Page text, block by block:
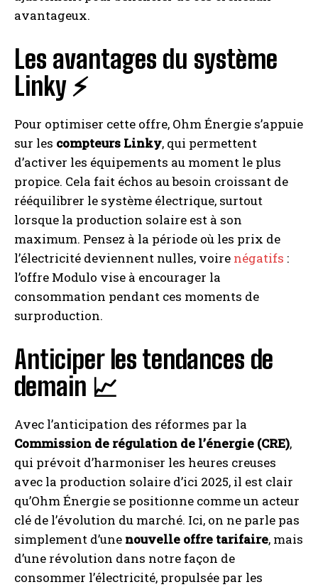
avantageux.
Les avantages du système
Linky ⚡️
Pour optimiser cette offre, Ohm Énergie s’appuie
sur les compteurs Linky, qui permettent
d’activer les équipements au moment le plus
propice. Cela fait échos au besoin croissant de
rééquilibrer le système électrique, surtout
lorsque la production solaire est à son
maximum. Pensez à la période où les prix de
l’électricité deviennent nulles, voire négatifs :
l’offre Modulo vise à encourager la
consommation pendant ces moments de
surproduction.
Anticiper les tendances de
demain 📈
Avec l’anticipation des réformes par la
Commission de régulation de l’énergie (CRE),
qui prévoit d’harmoniser les heures creuses
avec la production solaire d’ici 2025, il est clair
qu’Ohm Énergie se positionne comme un acteur
clé de l’évolution du marché. Ici, on ne parle pas
simplement d’une nouvelle offre tarifaire, mais
d’une révolution dans notre façon de
consommer l’électricité, propulsée par les